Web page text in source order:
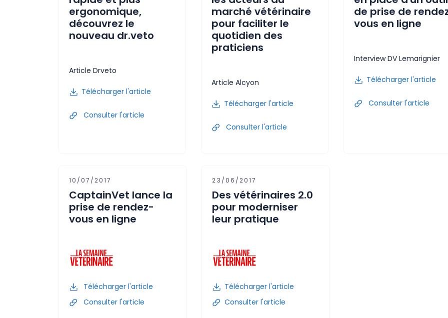
ergonomique,
découvrez le
nouveau dr.veto
Article Drveto
Télécharger l'article
Consulter l'article
marché vétérinaire
pour faciliter le
quotidien des
praticiens
Article Alcyon
Télécharger l'article
Consulter l'article
de prise de
vous en ligne
Interview DV Lemarignier
Télécharger l'article
Consulter l'article
10/07/2017
CaptainVet lance la
prise de rendez-
vous en ligne
Télécharger l'article
Consulter l'article
23/06/2017
Des vétérinaires 2.0
pour moderniser
leur pratique
Télécharger l'article
Consulter l'article